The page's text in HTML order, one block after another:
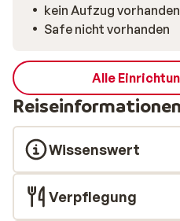
kein Aufzug vorhanden
Safe nicht vorhanden
Alle
Reiseinformationen
Wissenswert
Verpflegung